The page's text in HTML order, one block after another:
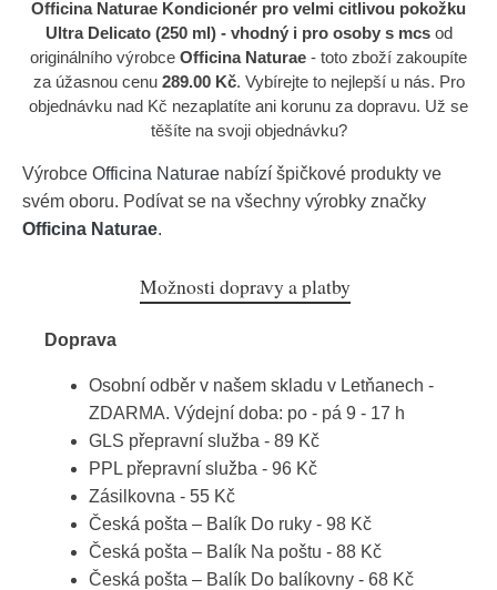
Officina Naturae Kondicionér pro velmi citlivou pokožku
Ultra Delicato (250 ml) - vhodný i pro osoby s mcsod
originálního výrobce Officina Naturae - toto zboží zakoupíte
za úžasnou cenu 289.00 Kč. Vybírejte to nejlepší u nás. Pro
objednávku nad Kč nezaplatíte ani korunu za dopravu. Už se
těšíte na svoji objednávku?
Výrobce Officina Naturae nabízí špičkové produkty ve
svém oboru. Podívat se na všechny výrobky značky
Officina Naturae.
Možnosti dopravy a platby
Doprava
Osobní odběr v našem skladu v Letňanech -
ZDARMA. Výdejní doba: po - pá 9 - 17 h
GLS přepravní služba - 89 Kč
PPL přepravní služba - 96 Kč
Zásilkovna - 55 Kč
Česká pošta – Balík Do ruky - 98 Kč
Česká pošta – Balík Na poštu - 88 Kč
Česká pošta – Balík Do balíkovny - 68 Kč